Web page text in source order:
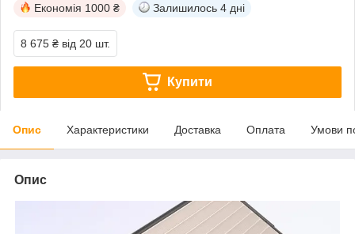
Економія 1000 ₴ Залишилось 4 дні
8 675 ₴ від 20 шт.
Купити
Опис Характеристики Доставка Оплата Умови
Опис